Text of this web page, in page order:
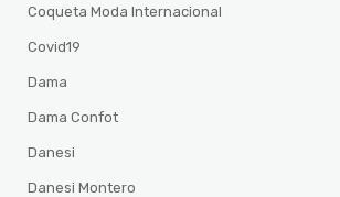
Coqueta Moda Internacional
Covid19
Dama
Dama Confot
Danesi
Danesi Montero